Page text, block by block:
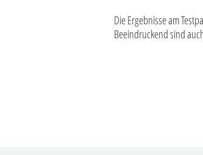
Die Ergebnisse am
Beeindruckend sind